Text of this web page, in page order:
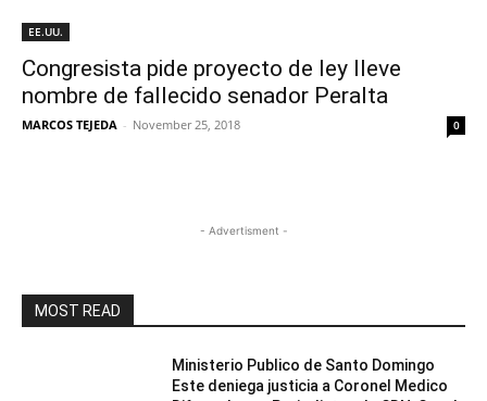
EE.UU.
Congresista pide proyecto de ley lleve
nombre de fallecido senador Peralta
MARCOS TEJEDA - November 25, 2018 0
- Advertisment -
MOST READ
Ministerio Publico de Santo Domingo
Este deniega justicia a Coronel Medico